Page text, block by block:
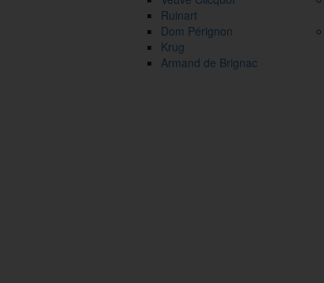
Ruinart
Dom Pérignon
Krug
Armand de Brignac